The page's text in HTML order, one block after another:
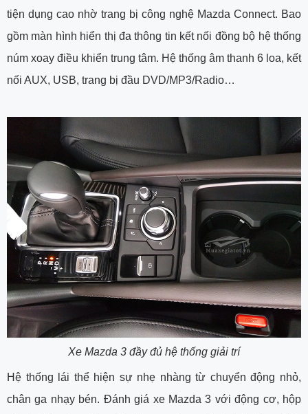
tiện dụng cao nhờ trang bị công nghệ Mazda Connect. Bao
gồm màn hình hiển thị đa thông tin kết nối đồng bộ hệ thống
núm xoay điều khiển trung tâm. Hệ thống âm thanh 6 loa, kết
nối AUX, USB, trang bị đầu DVD/MP3/Radio…
Xe Mazda 3 đầy đủ hệ thống giải trí
Hệ thống lái thể hiện sự nhẹ nhàng từ chuyển động nhỏ,
chân ga nhạy bén. Đánh giá xe Mazda 3 với động cơ, hộp